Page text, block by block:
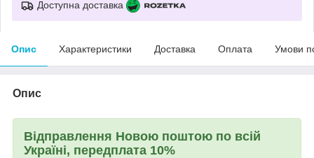
Доступна доставка
Опис Характеристики Доставка Оплата Умови
Опис
Відправлення Новою поштою по всій
Україні, передплата 10%